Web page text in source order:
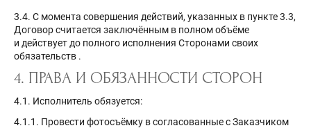
3.4. С момента совершения действий, указанных в пункте 3.3,
Договор считается заключённым в полном объёме
и действует до полного исполнения Сторонами своих
обязательств .
4. ПРАВА И ОБЯЗАННОСТИ СТОРОН
4.1. Исполнитель обязуется:
4.1.1. Провести фотосъёмку в согласованные с Заказчиком